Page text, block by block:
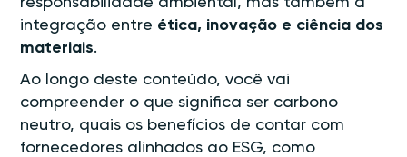
integração entre ética, inovação e ciência dos
materiais.
Ao longo deste conteúdo, você vai
compreender o que significa ser carbono
neutro, quais os benefícios de contar com
fornecedores alinhados ao ESG, como